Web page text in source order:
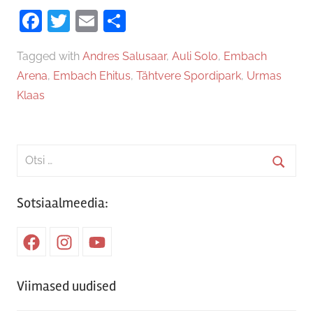
Facebook
Twitter
Email
Tagged with Andres Salusaar, Auli Solo, Embach
Arena, Embach Ehitus, Tähtvere Spordipark, Urmas
Klaas
Search
Sotsiaalmeedia:
FacebookInstagramYoutube
Viimased uudised